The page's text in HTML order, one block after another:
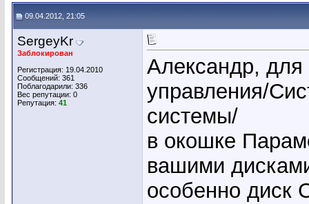
09.04.2012, 21:05
SergeyKr
Заблокирован
Регистрация: 19.04.2010
Сообщений: 361
Поблагодарили: 336
Вес репутации: 0
Репутация: 41
Александр, для
управления/
системы/
в окошке
вашими
особенно диск